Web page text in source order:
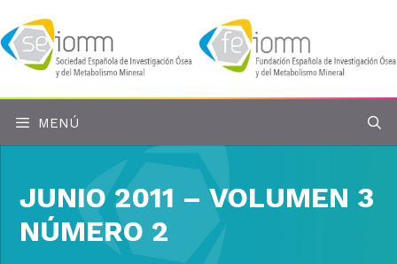
al
contenido
MENÚ
JUNIO 2011 – VOLUMEN 3
NÚMERO 2